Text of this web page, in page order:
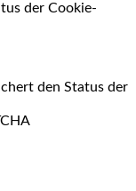
der Cookie-
den Status der